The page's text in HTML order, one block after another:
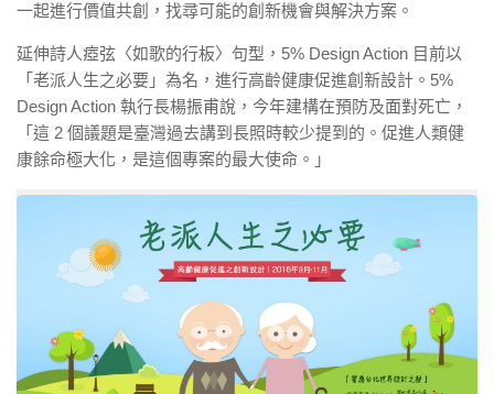
一起進行價值共創，找尋可能的創新機會與解決方案。
延伸詩人瘂弦〈如歌的行板〉句型，5% Design Action 目前以
「老派人生之必要」為名，進行高齡健康促進創新設計。5%
Design Action 執行長楊振甫說，今年建構在預防及面對死亡，
「這 2 個議題是臺灣過去講到長照時較少提到的。促進人類健
康餘命極大化，是這個專案的最大使命。」